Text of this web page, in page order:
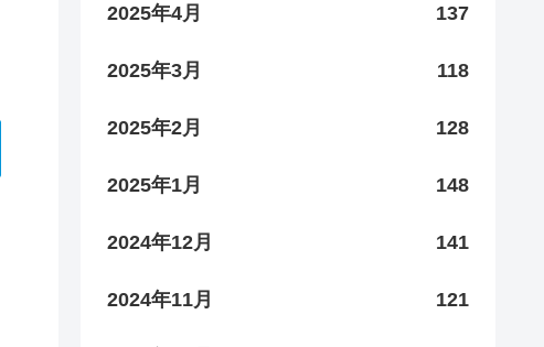
2025年4月 137
2025年3月 118
2025年2月 128
2025年1月 148
2024年12月 141
2024年11月 121